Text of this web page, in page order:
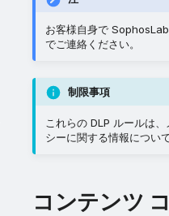
お客様自身で
でご連絡ください。
制限事項
これらの DLP ルールは
シーに関する情報について
コンテンツ